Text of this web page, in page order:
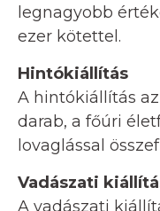
legnagyobb
ezer kötettel.
Hintókiállítás
A hintókiállítás
darab, a főúri
lovaglással
Vadászati
A vadászati